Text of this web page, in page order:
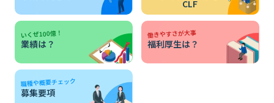
CLF
いくぜ100億！
業績は？
働きやすさが大事
福利厚生は？
職種や概要チェック
募集要項